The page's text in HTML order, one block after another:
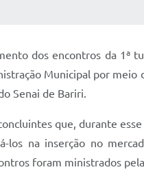
dos encontros da 1ª
Municipal por
Senai de Bariri.
que, durante
na inserção no
foram ministrados